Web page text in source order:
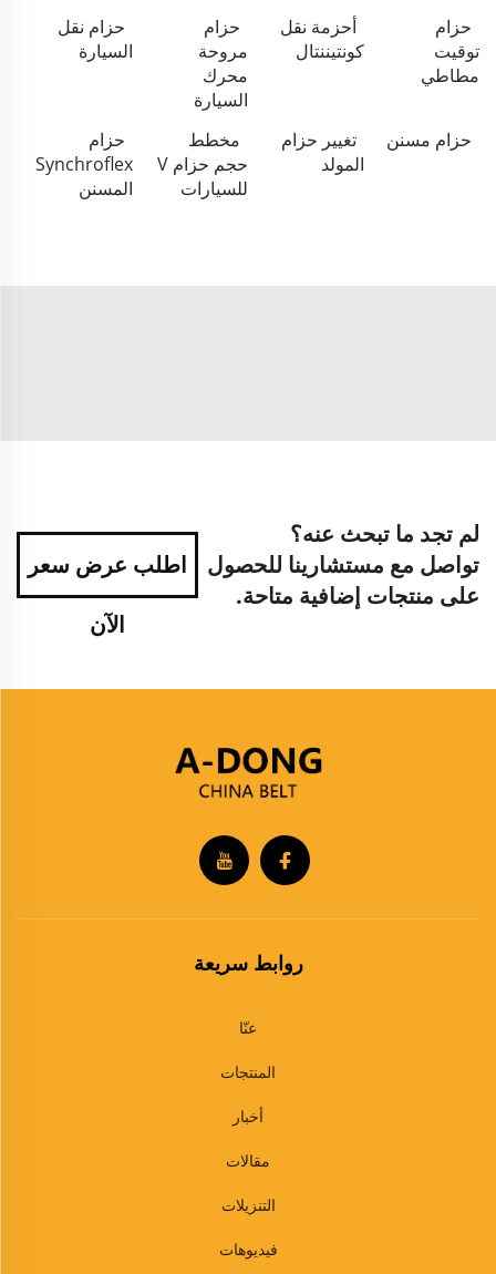
حزام
توقيت
مطاطي
أحزمة نقل
كونتيننتال
حزام
مروحة
محرك
السيارة
حزام نقل
السيارة
حزام مسنن
تغيير حزام
المولد
مخطط
حجم حزام V
للسيارات
حزام
Synchroflex
المسنن
لم تجد ما تبحث عنه؟
تواصل مع مستشارينا للحصول
على منتجات إضافية متاحة.
اطلب عرض سعر
الآن
روابط سريعة
عنّا
المنتجات
أخبار
مقالات
التنزيلات
فيديوهات